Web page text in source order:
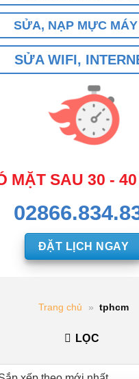
SỬA, NẠP MỰC MÁY
SỬA WIFI,
MẶT SAU 30 -
ĐẶT LỊCH NGAY
Trang chủ » tphcm
LỌC